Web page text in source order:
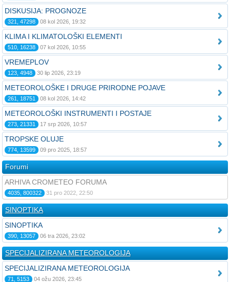
DISKUSIJA: PROGNOZE
321, 47298 08 kol 2026, 19:32
KLIMA I KLIMATOLOŠKI ELEMENTI
510, 16238 07 kol 2026, 10:55
VREMEPLOV
123, 4948 30 lip 2026, 23:19
METEOROLOŠKE I DRUGE PRIRODNE POJAVE
261, 18751 08 kol 2026, 14:42
METEOROLOŠKI INSTRUMENTI I POSTAJE
273, 21331 17 srp 2026, 10:57
TROPSKE OLUJE
774, 13599 09 pro 2025, 18:57
Forumi
ARHIVA CROMETEO FORUMA
4035, 800322 31 pro 2022, 22:50
SINOPTIKA
SINOPTIKA
390, 13057 06 tra 2026, 23:02
SPECIJALIZIRANA METEOROLOGIJA
SPECIJALIZIRANA METEOROLOGIJA
71, 5153 04 ožu 2026, 23:45